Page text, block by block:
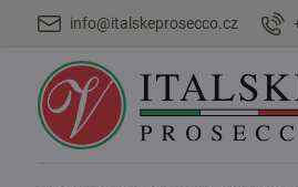
info@italskeprosecco.cz